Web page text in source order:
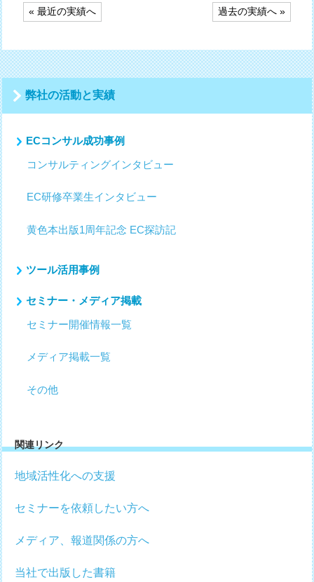
投
稿
ナ
ビ
ゲ
ー
シ
ョ
ン
« 最近の実績へ 過去の実績へ »
弊社の活動と実績
ECコンサル成功事例
コンサルティングインタビュー
EC研修卒業生インタビュー
黄色本出版1周年記念 EC探訪記
ツール活用事例
セミナー・メディア掲載
セミナー開催情報一覧
メディア掲載一覧
その他
関連リンク
地域活性化への支援
セミナーを依頼したい方へ
メディア、報道関係の方へ
当社で出版した書籍